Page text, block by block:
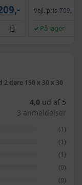
døre 150 x 30 x 30
4,0 ud af 5
3 anmeldelser
(1)
(1)
(1)
(0)
(0)
Vejl. pris 709,-
På lager